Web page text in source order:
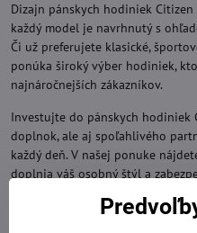
Dizajn pánskych hodiniek
každý model je navrhnutý s
Či už preferujete klasické,
ponúka široký výber hodiniek,
najnáročnejších zákazníkov.
Investujte do pánskych hodiniek
doplnok, ale aj spoľahlivého
každý deň. V našej ponuke
doplnia váš osobný štýl a
ktorá vás nesklame.